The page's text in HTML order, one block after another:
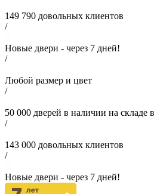
149 790 довольных клиентов
/
Новые двери - через 7 дней!
/
Любой размер и цвет
/
50 000 дверей в наличии на складе
/
143 000 довольных клиентов
/
Новые двери - через 7 дней!